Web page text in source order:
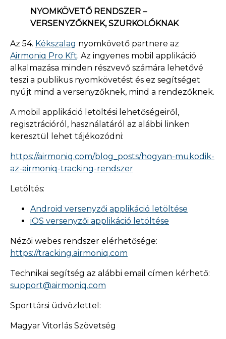
NYOMKÖVETŐ RENDSZER –
VERSENYZŐKNEK, SZURKOLÓKNAK
Az 54. Kékszalag nyomkövető partnere az
Airmoniq Pro Kft. Az ingyenes mobil applikáció
alkalmazása minden részvevő számára lehetővé
teszi a publikus nyomkövetést és ez segítséget
nyújt mind a versenyzőknek, mind a rendezőknek.
A mobil applikáció letöltési lehetőségeiről,
regisztrációról, használatáról az alábbi linken
keresztül lehet tájékozódni:
https://airmoniq.com/blog_posts/hogyan-mukodik-
az-airmoniq-tracking-rendszer
Letöltés:
Android versenyzői applikáció letöltése
iOS versenyzői applikáció letöltése
Nézői webes rendszer elérhetősége:
https://tracking.airmoniq.com
Technikai segítség az alábbi email címen kérhető:
support@airmoniq.com
Sporttársi üdvözlettel:
Magyar Vitorlás Szövetség